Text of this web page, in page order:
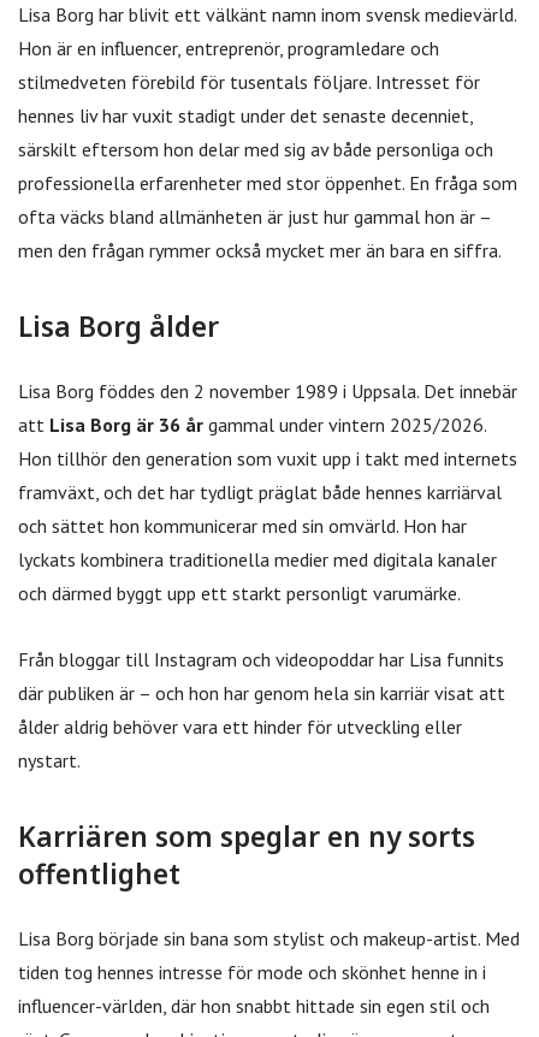
Lisa Borg har blivit ett välkänt namn inom svensk medievärld.
Hon är en influencer, entreprenör, programledare och
stilmedveten förebild för tusentals följare. Intresset för
hennes liv har vuxit stadigt under det senaste decenniet,
särskilt eftersom hon delar med sig av både personliga och
professionella erfarenheter med stor öppenhet. En fråga som
ofta väcks bland allmänheten är just hur gammal hon är –
men den frågan rymmer också mycket mer än bara en siffra.
Lisa Borg ålder
Lisa Borg föddes den 2 november 1989 i Uppsala. Det innebär
att Lisa Borg är 36 år gammal under vintern 2025/2026.
Hon tillhör den generation som vuxit upp i takt med internets
framväxt, och det har tydligt präglat både hennes karriärval
och sättet hon kommunicerar med sin omvärld. Hon har
lyckats kombinera traditionella medier med digitala kanaler
och därmed byggt upp ett starkt personligt varumärke.
Från bloggar till Instagram och videopoddar har Lisa funnits
där publiken är – och hon har genom hela sin karriär visat att
ålder aldrig behöver vara ett hinder för utveckling eller
nystart.
Karriären som speglar en ny sorts
offentlighet
Lisa Borg började sin bana som stylist och makeup-artist. Med
tiden tog hennes intresse för mode och skönhet henne in i
influencer-världen, där hon snabbt hittade sin egen stil och